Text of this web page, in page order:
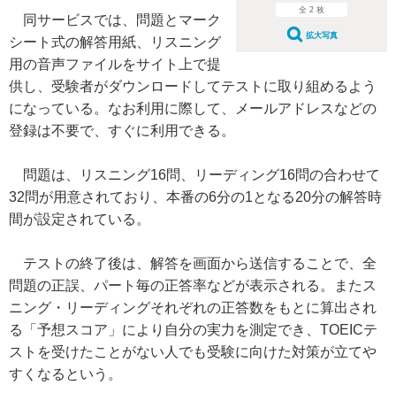
全 2 枚
拡大写真
同サービスでは、問題とマーク
シート式の解答用紙、リスニング
用の音声ファイルをサイト上で提
供し、受験者がダウンロードしてテストに取り組めるよう
になっている。なお利用に際して、メールアドレスなどの
登録は不要で、すぐに利用できる。
問題は、リスニング16問、リーディング16問の合わせて
32問が用意されており、本番の6分の1となる20分の解答時
間が設定されている。
テストの終了後は、解答を画面から送信することで、全
問題の正誤、パート毎の正答率などが表示される。またス
ニング・リーディングそれぞれの正答数をもとに算出され
る「予想スコア」により自分の実力を測定でき、TOEICテ
ストを受けたことがない人でも受験に向けた対策が立てや
すくなるという。